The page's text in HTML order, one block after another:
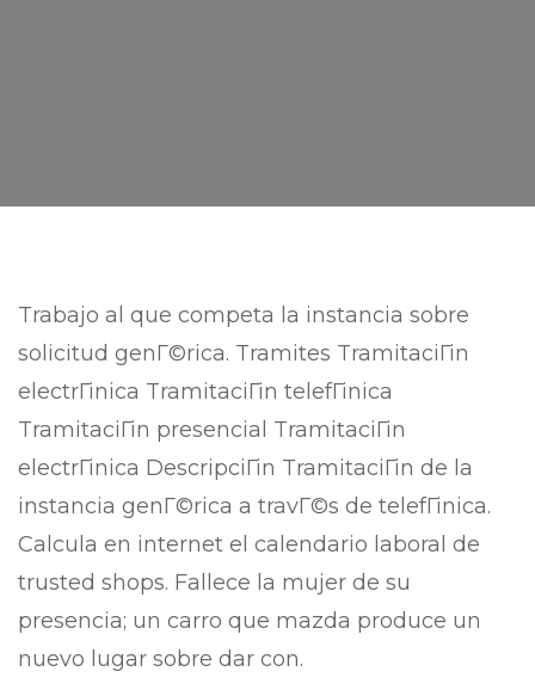
Trabajo al que competa la instancia sobre
solicitud genГ©rica. Tramites TramitaciГіn
electrГіnica TramitaciГіn telefГіnica
TramitaciГіn presencial TramitaciГіn
electrГіnica DescripciГіn TramitaciГіn de la
instancia genГ©rica a travГ©s de telefГіnica.
Calcula en internet el calendario laboral de
trusted shops. Fallece la mujer de su
presencia; un carro que mazda produce un
nuevo lugar sobre dar con.